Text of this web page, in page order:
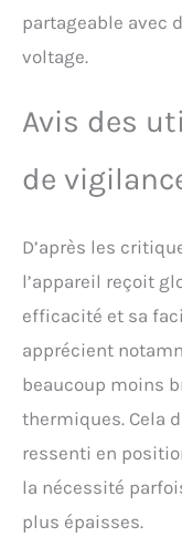
partageable avec
voltage.
Avis des
de
D’après les
l’appareil reçoit
efficacité et sa
apprécient
beaucoup moins
thermiques. Cela
ressenti en
la nécessité
plus épaisses.